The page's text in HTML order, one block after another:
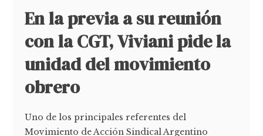
En la previa a su reunión
con la CGT, Viviani pide la
unidad del movimiento
obrero
Uno de los principales referentes del
Movimiento de Acción Sindical Argentino